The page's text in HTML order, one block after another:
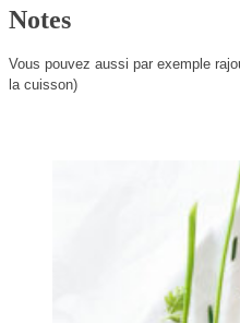
Notes
Vous pouvez aussi par exemple
la cuisson)